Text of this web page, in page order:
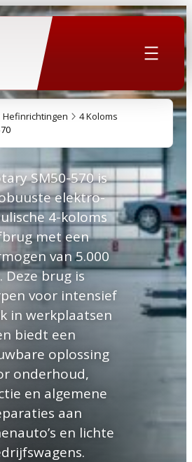
Hefinrichtingen
4 Koloms
SM50-570 is
elektro-
4-koloms
met een
van 5.000
Deze brug is
voor intensief
in werkplaatsen
biedt een
oplossing
onderhoud,
en algemene
aan
en lichte